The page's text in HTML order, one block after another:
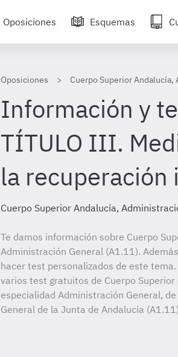
Oposiciones Esquemas
Oposiciones Cuerpo Superior
Información y
TÍTULO III.
la recuperación
Cuerpo Superior Andalucía,
Te damos información sobre Cuerpo
Administración General (A1.11).
hacer test personalizados de este
varios test gratuitos de Cuerpo
especialidad Administración General,
General de la Junta de Andalucía